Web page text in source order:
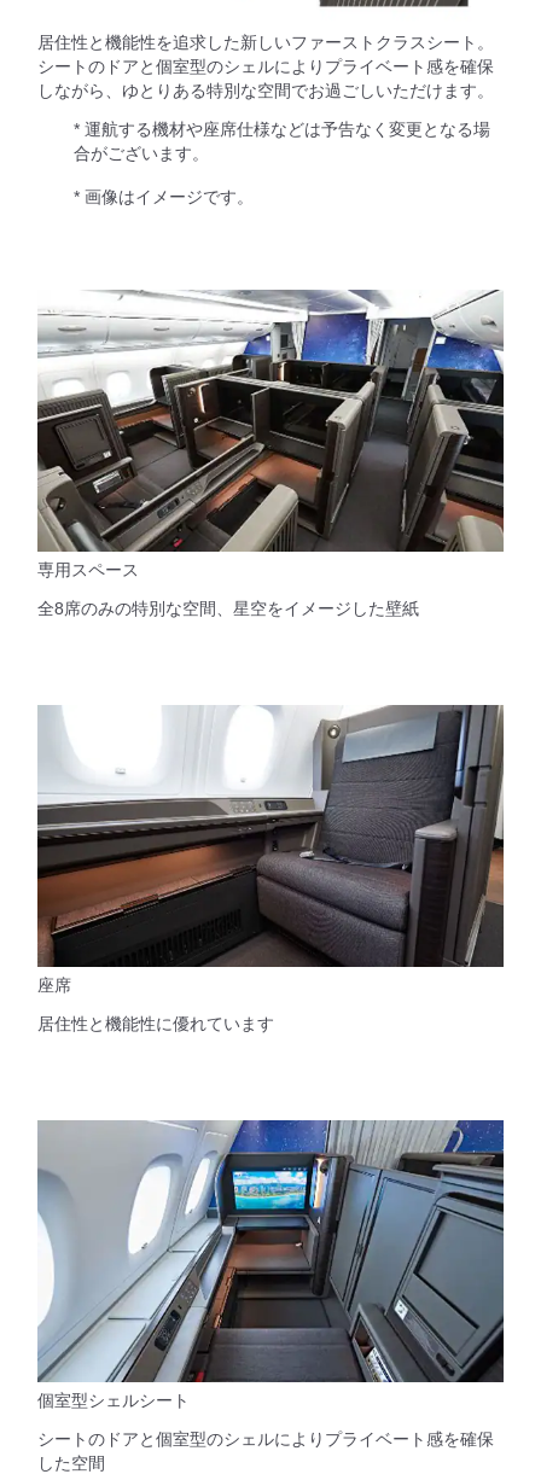
居住性と機能性を追求した新しいファーストクラスシート。
シートのドアと個室型のシェルによりプライベート感を確保
しながら、ゆとりある特別な空間でお過ごしいただけます。
* 運航する機材や座席仕様などは予告なく変更となる場
合がございます。
* 画像はイメージです。
専用スペース
全8席のみの特別な空間、星空をイメージした壁紙
座席
居住性と機能性に優れています
個室型シェルシート
シートのドアと個室型のシェルによりプライベート感を確保
した空間